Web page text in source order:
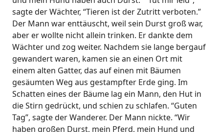
sagte der Wächter, “Tieren ist der Zutritt verboten.”
Der Mann war enttäuscht, weil sein Durst groß war,
aber er wollte nicht allein trinken. Er dankte dem
Wächter und zog weiter. Nachdem sie lange bergauf
gewandert waren, kamen sie an einen Ort mit
einem alten Gatter, das auf einen mit Bäumen
gesäumten Weg aus gestampfter Erde ging. Im
Schatten eines der Bäume lag ein Mann, den Hut in
die Stirn gedrückt, und schien zu schlafen. “Guten
Tag”, sagte der Wanderer. Der Mann nickte. “Wir
haben großen Durst, mein Pferd, mein Hund und